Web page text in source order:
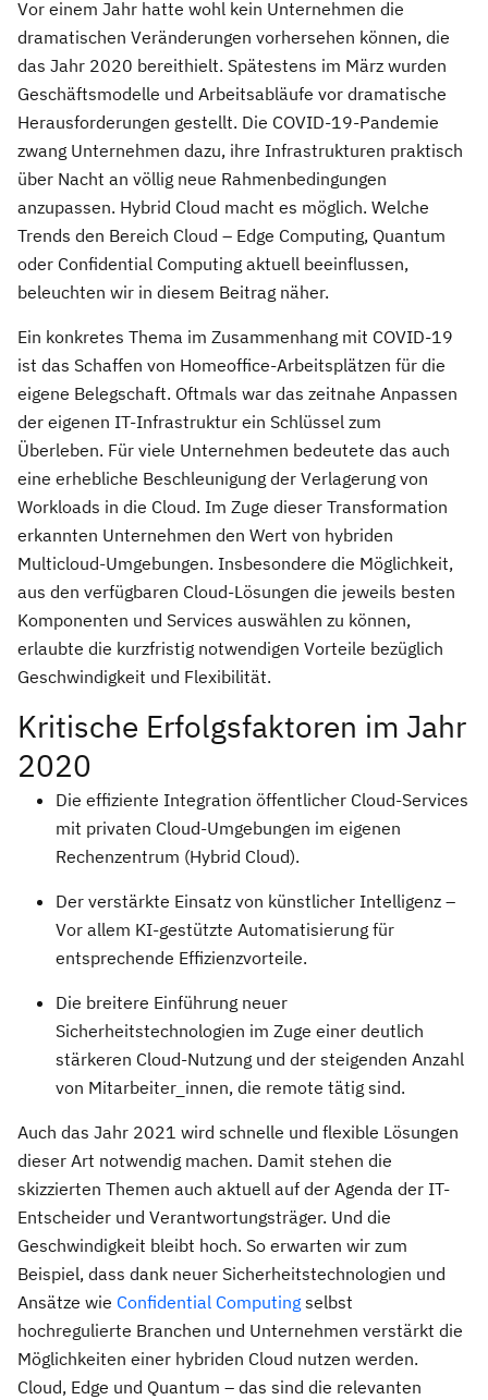
Vor einem Jahr hatte wohl kein Unternehmen die
dramatischen Veränderungen vorhersehen können, die
das Jahr 2020 bereithielt. Spätestens im März wurden
Geschäftsmodelle und Arbeitsabläufe vor dramatische
Herausforderungen gestellt. Die COVID-19-Pandemie
zwang Unternehmen dazu, ihre Infrastrukturen praktisch
über Nacht an völlig neue Rahmenbedingungen
anzupassen. Hybrid Cloud macht es möglich. Welche
Trends den Bereich Cloud – Edge Computing, Quantum
oder Confidential Computing aktuell beeinflussen,
beleuchten wir in diesem Beitrag näher.
Ein konkretes Thema im Zusammenhang mit COVID-19
ist das Schaffen von Homeoffice-Arbeitsplätzen für die
eigene Belegschaft. Oftmals war das zeitnahe Anpassen
der eigenen IT-Infrastruktur ein Schlüssel zum
Überleben. Für viele Unternehmen bedeutete das auch
eine erhebliche Beschleunigung der Verlagerung von
Workloads in die Cloud. Im Zuge dieser Transformation
erkannten Unternehmen den Wert von hybriden
Multicloud-Umgebungen. Insbesondere die Möglichkeit,
aus den verfügbaren Cloud-Lösungen die jeweils besten
Komponenten und Services auswählen zu können,
erlaubte die kurzfristig notwendigen Vorteile bezüglich
Geschwindigkeit und Flexibilität.
Kritische Erfolgsfaktoren im Jahr
2020
Die effiziente Integration öffentlicher Cloud-Services
mit privaten Cloud-Umgebungen im eigenen
Rechenzentrum (Hybrid Cloud).
Der verstärkte Einsatz von künstlicher Intelligenz –
Vor allem KI-gestützte Automatisierung für
entsprechende Effizienzvorteile.
Die breitere Einführung neuer
Sicherheitstechnologien im Zuge einer deutlich
stärkeren Cloud-Nutzung und der steigenden Anzahl
von Mitarbeiter_innen, die remote tätig sind.
Auch das Jahr 2021 wird schnelle und flexible Lösungen
dieser Art notwendig machen. Damit stehen die
skizzierten Themen auch aktuell auf der Agenda der IT-
Entscheider und Verantwortungsträger. Und die
Geschwindigkeit bleibt hoch. So erwarten wir zum
Beispiel, dass dank neuer Sicherheitstechnologien und
Ansätze wie Confidential Computing selbst
hochregulierte Branchen und Unternehmen verstärkt die
Möglichkeiten einer hybriden Cloud nutzen werden.
Cloud, Edge und Quantum – das sind die relevanten